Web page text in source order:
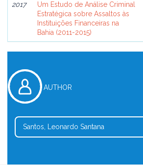
2017
Um Estudo de Análise Criminal
Estratégica sobre Assaltos às
Instituições Financeiras na
Bahia (2011-2015)
AUTHOR
Santos, Leonardo Santana